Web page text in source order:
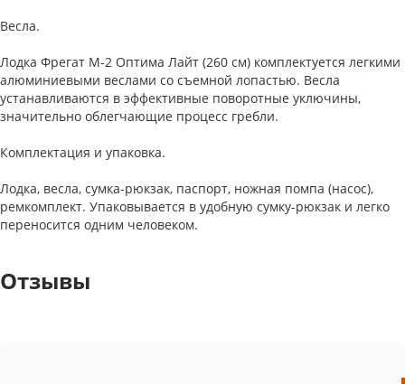
Весла.
Лодка Фрегат М-2 Оптима Лайт (260 см) комплектуется легкими
алюминиевыми веслами со съемной лопастью. Весла
устанавливаются в эффективные поворотные уключины,
значительно облегчающие процесс гребли.
Комплектация и упаковка.
Лодка, весла, сумка-рюкзак, паспорт, ножная помпа (насос),
ремкомплект. Упаковывается в удобную сумку-рюкзак и легко
переносится одним человеком.
Отзывы